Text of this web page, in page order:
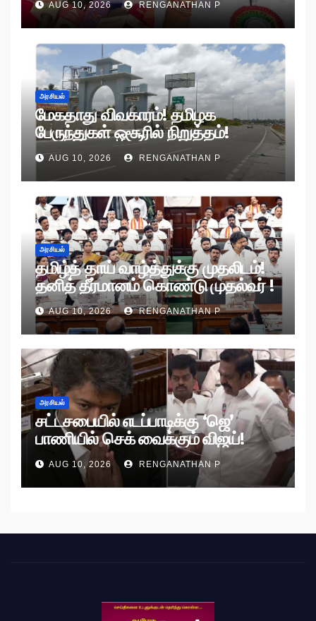
AUG 10, 2026 RENGANATHAN P
அரசியல்
மேகதாது விவகாரம்! தமிழக
பேருந்துகள் ஒசூரில் நிறுத்தம்!
AUG 10, 2026 RENGANATHAN P
அரசியல்
தமிழ்த் தாய் வாழ்த்துக்கு முதலிடம்!
தனித் தீர்மானம் கொண்டு முதல்வர் !
AUG 10, 2026 RENGANATHAN P
அரசியல்
சட்டசபையில் எடப்பாடிக்கு ‘ஜெ’
பாணியில் செக் வைக்கும் விஜய்!
AUG 10, 2026 RENGANATHAN P